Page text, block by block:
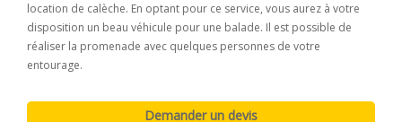
location de calèche. En optant pour ce service, vous aurez à votre
disposition un beau véhicule pour une balade. Il est possible de
réaliser la promenade avec quelques personnes de votre
entourage.